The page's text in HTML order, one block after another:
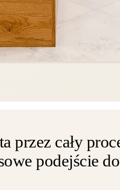
przez cały
podejście